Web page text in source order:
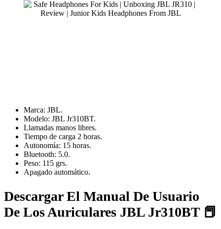
Marca: JBL.
Modelo: JBL Jr310BT.
Llamadas manos libres.
Tiempo de carga 2 horas.
Autonomía: 15 horas.
Bluetooth: 5.0.
Peso: 115 grs.
Apagado automático.
Descargar El Manual De Usuario
De Los Auriculares JBL Jr310BT 📕